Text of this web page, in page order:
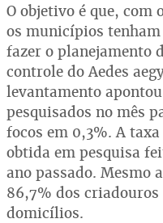
O objetivo é que, com
os municípios
fazer o planejamento
controle do Aedes
levantamento
pesquisados no mês
focos em 0,3%. A
obtida em pesquisa
ano passado. Mesmo
86,7% dos criadouros
domicílios.